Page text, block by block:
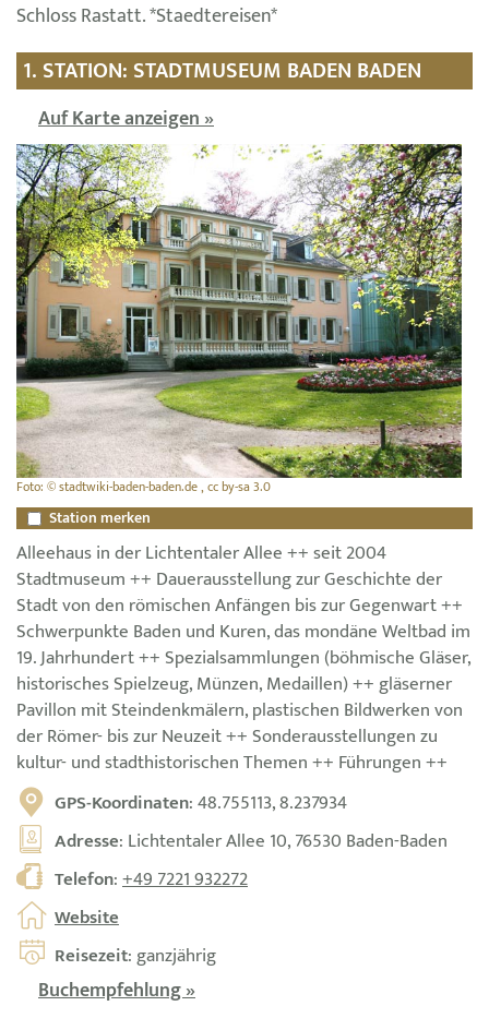
Schloss Rastatt. *Staedtereisen*
1. STATION: STADTMUSEUM BADEN BADEN
Auf Karte anzeigen »
Foto: © stadtwiki-baden-baden.de , cc by-sa 3.0
Station merken
Alleehaus in der Lichtentaler Allee ++ seit 2004
Stadtmuseum ++ Dauerausstellung zur Geschichte der
Stadt von den römischen Anfängen bis zur Gegenwart ++
Schwerpunkte Baden und Kuren, das mondäne Weltbad im
19. Jahrhundert ++ Spezialsammlungen (böhmische Gläser,
historisches Spielzeug, Münzen, Medaillen) ++ gläserner
Pavillon mit Steindenkmälern, plastischen Bildwerken von
der Römer- bis zur Neuzeit ++ Sonderausstellungen zu
kultur- und stadthistorischen Themen ++ Führungen ++
GPS-Koordinaten: 48.755113, 8.237934
Adresse: Lichtentaler Allee 10, 76530 Baden-Baden
Telefon:+49 7221 932272
Website
Reisezeit: ganzjährig
Buchempfehlung »